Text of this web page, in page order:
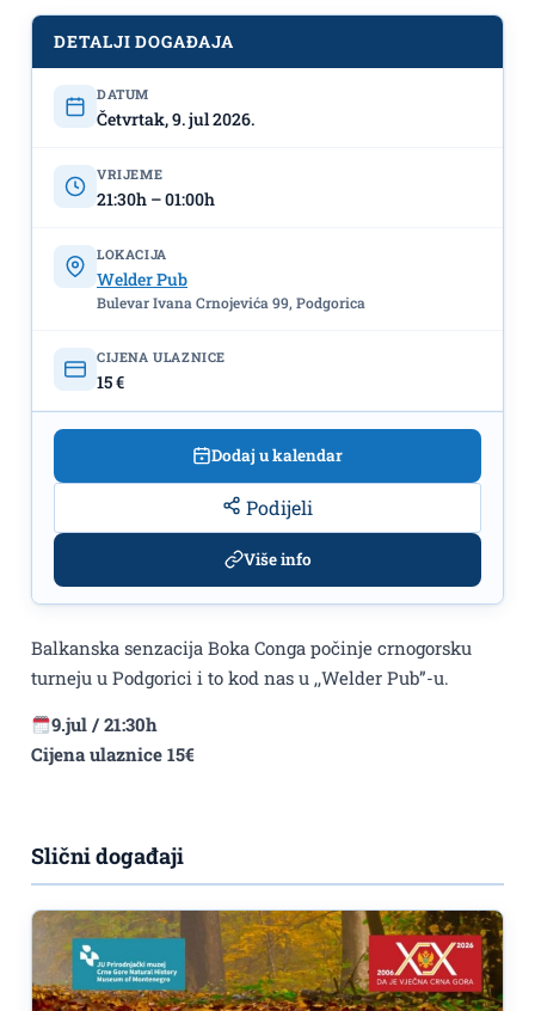
Crnogorska turneja: Boka Conga
9.jula u ,,Welder Pub"-u
Balkanska senzacija Boka Conga počinje crnogorsku
turneju u Podgorici i to kod nas u ,,Welder Pub”-u.
9.jul / 21:30h
Cijena ulaznice 15€
DETALJI DOGAĐAJA
DATUM
Četvrtak, 9. jul 2026.
VRIJEME
21:30h – 01:00h
LOKACIJA
Welder Pub
Bulevar Ivana Crnojevića 99, Podgorica
CIJENA ULAZNICE
15 €
Dodaj u kalendar
Podijeli
Više info
Slični događaji